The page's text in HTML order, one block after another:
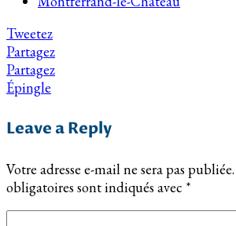
Tweetez
Partagez
Partagez
Épingle
Leave a Reply
Votre adresse e-mail ne sera pas publiée.
obligatoires sont indiqués avec *